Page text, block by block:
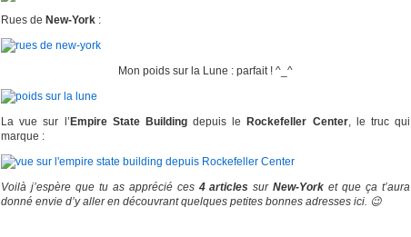
Rues de New-York :
Mon poids sur la Lune : parfait ! ^_^
La vue sur l’ Empire State Buildingdepuis le Rockefeller Center, le truc qui
marque :
Voilà j’espère que tu as apprécié ces 4 articles surNew-York et que ça t’aura
donné envie d’y aller en découvrant quelques petites bonnes adresses ici. 😉